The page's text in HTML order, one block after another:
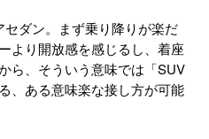
ダン。まず乗り降りが楽だ
より開放感を感じるし、着座
ら、そういう意味では「SUV
、ある意味楽な接し方が可能